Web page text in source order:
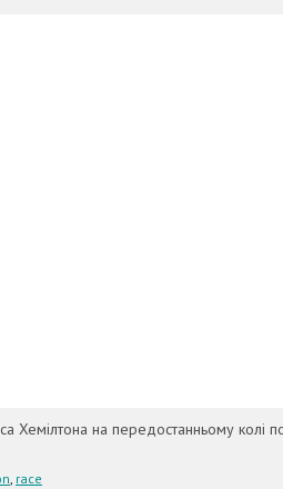
Хемілтона на передостанньому колі
, race